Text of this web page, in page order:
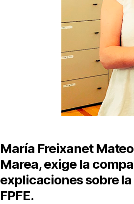
María Freixanet
Marea, exige la
explicaciones sobre
FPFE.